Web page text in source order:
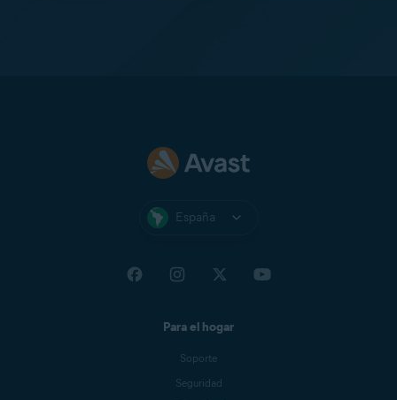
España
Para el hogar
Soporte
Seguridad